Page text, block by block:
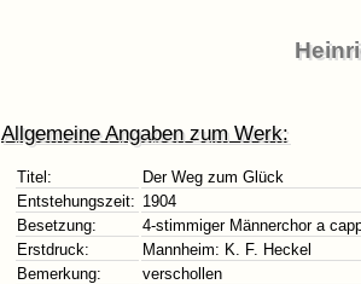
Allgemeine Angaben zum Werk:
Titel:
Der Weg zum Glück
Entstehungszeit: 1904
Besetzung:
4-stimmiger Männerchor a
Erstdruck:
Mannheim: K. F. Heckel
Bemerkung:
verschollen